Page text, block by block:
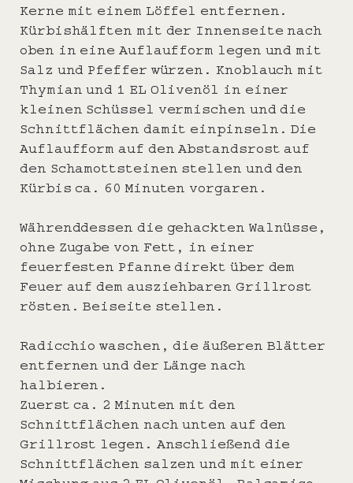
Kerne mit einem Löffel entfernen.
Kürbishälften mit der Innenseite nach
oben in eine Auflaufform legen und mit
Salz und Pfeffer würzen. Knoblauch mit
Thymian und 1 EL Olivenöl in einer
kleinen Schüssel vermischen und die
Schnittflächen damit einpinseln. Die
Auflaufform auf den Abstandsrost auf
den Schamottsteinen stellen und den
Kürbis ca. 60 Minuten vorgaren.
Währenddessen die gehackten Walnüsse,
ohne Zugabe von Fett, in einer
feuerfesten Pfanne direkt über dem
Feuer auf dem ausziehbaren Grillrost
rösten. Beiseite stellen.
Radicchio waschen, die äußeren Blätter
entfernen und der Länge nach
halbieren.
Zuerst ca. 2 Minuten mit den
Schnittflächen nach unten auf den
Grillrost legen. Anschließend die
Schnittflächen salzen und mit einer